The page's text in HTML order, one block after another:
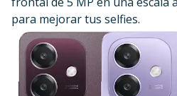
para mejorar tus selfies.